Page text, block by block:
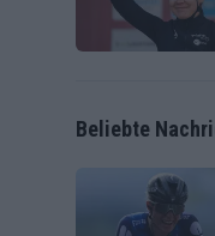
Beliebte